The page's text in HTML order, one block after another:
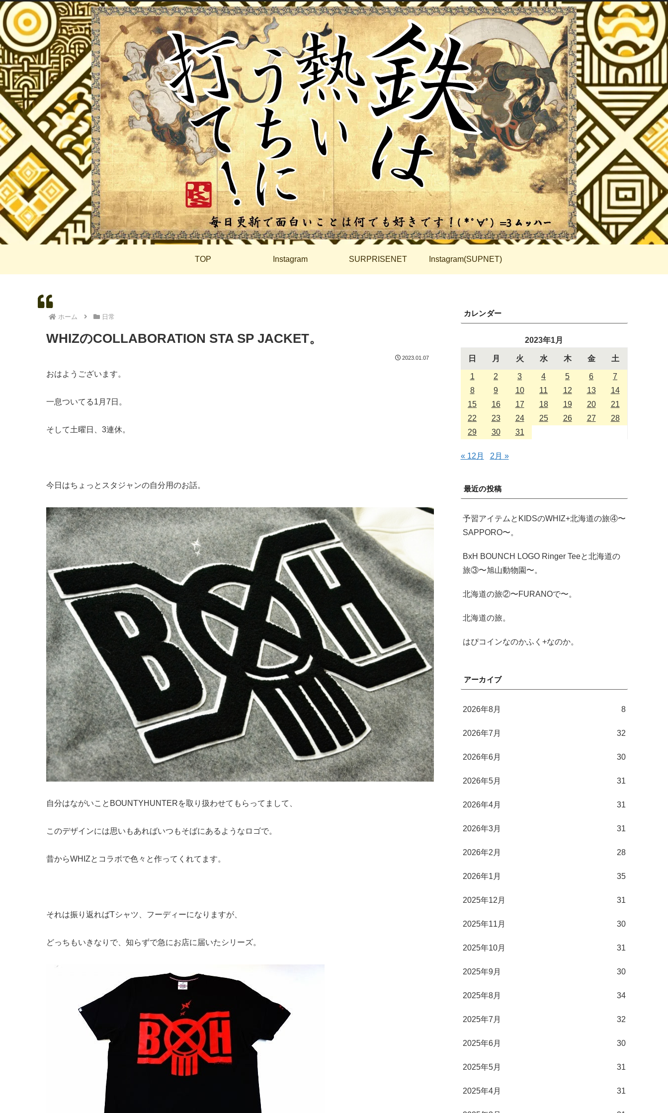
TOP Instagram SURPRISENET Instagram(SUPNET)
ホーム 日常
WHIZのCOLLABORATION STA SP JACKET。
2023.01.07
おはようございます。
一息ついてる1月7日。
そして土曜日、3連休。
今日はちょっとスタジャンの自分用のお話。
自分はながいことBOUNTYHUNTERを取り扱わせてもらってまして、
このデザインには思いもあればいつもそばにあるようなロゴで。
昔からWHIZとコラボで色々と作ってくれてます。
それは振り返ればTシャツ、フーディーになりますが、
どっちもいきなりで、知らずで急にお店に届いたシリーズ。
カレンダー
2023年1月
日 月 火 水 木 金 土
1 2 3 4 5 6
7
8
9 10 11 12 13
14
15
16 17 18 19 20
21
22
23 24 25 26 27
28
29
30 31
« 12月 2月 »
最近の投稿
予習アイテムとKIDSのWHIZ+北海道の旅④〜
SAPPORO〜。
BxH BOUNCH LOGO Ringer Teeと北海道の
旅③〜旭山動物園〜。
北海道の旅②〜FURANOで〜。
北海道の旅。
はぴコインなのかふく+なのか。
アーカイブ
2026年8月 8
2026年7月 32
2026年6月 30
2026年5月 31
2026年4月 31
2026年3月 31
2026年2月 28
2026年1月 35
2025年12月 31
2025年11月 30
2025年10月 31
2025年9月 30
2025年8月 34
2025年7月 32
2025年6月 30
2025年5月 31
2025年4月 31